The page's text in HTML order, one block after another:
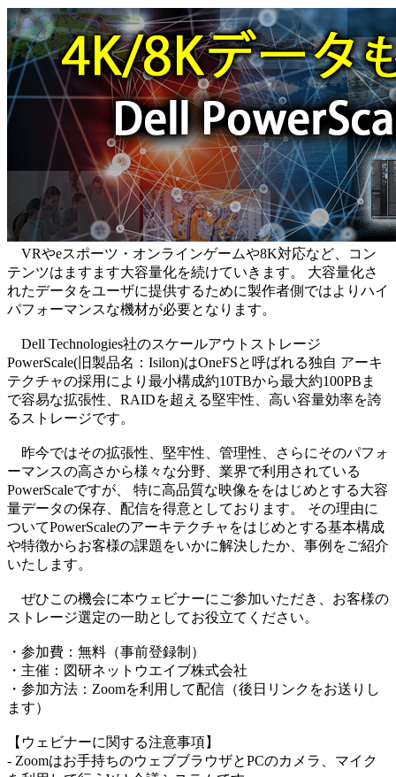
VRやeスポーツ・オンラインゲームや8K対応など、コン
テンツはますます大容量化を続けていきます。 大容量化さ
れたデータをユーザに提供するために製作者側ではよりハイ
パフォーマンスな機材が必要となります。
Dell Technologies社のスケールアウトストレージ
PowerScale(旧製品名：Isilon)はOneFSと呼ばれる独自 アーキ
テクチャの採用により最小構成約10TBから最大約100PBま
で容易な拡張性、RAIDを超える堅牢性、高い容量効率を誇
るストレージです。
昨今ではその拡張性、堅牢性、管理性、さらにそのパフォ
ーマンスの高さから様々な分野、業界で利用されている
PowerScaleですが、 特に高品質な映像ををはじめとする大容
量データの保存、配信を得意としております。 その理由に
ついてPowerScaleのアーキテクチャをはじめとする基本構成
や特徴からお客様の課題をいかに解決したか、事例をご紹介
いたします。
ぜひこの機会に本ウェビナーにご参加いただき、お客様の
ストレージ選定の一助としてお役立てください。
・参加費：無料（事前登録制）
・主催：図研ネットウエイブ株式会社
・参加方法：Zoomを利用して配信（後日リンクをお送りし
ます）
【ウェビナーに関する注意事項】
- Zoomはお手持ちのウェブブラウザとPCのカメラ、マイク